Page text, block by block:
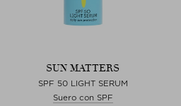
SUN MATTERS
SPF 50 LIGHT SERUM
Suero con SPF